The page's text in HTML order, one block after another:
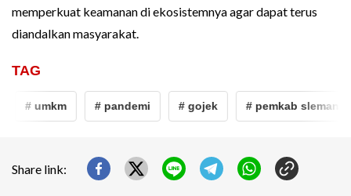
memperkuat keamanan di ekosistemnya agar dapat terus
diandalkan masyarakat.
TAG
# umkm # pandemi # gojek # pemkab sleman
Share link: